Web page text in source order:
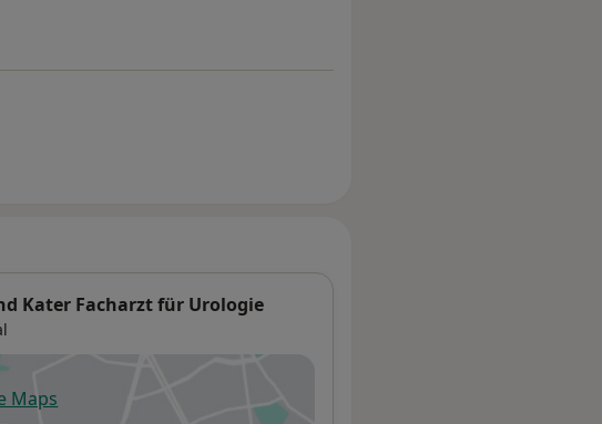
Kater Facharzt für Urologie
Mapsin einer neuen Registerkarte